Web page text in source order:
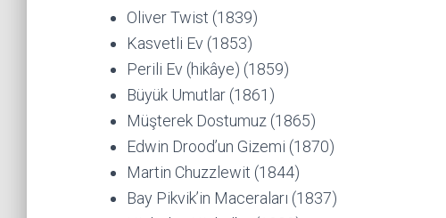
Oliver Twist (1839)
Kasvetli Ev (1853)
Perili Ev (hikâye) (1859)
Büyük Umutlar (1861)
Müşterek Dostumuz (1865)
Edwin Drood’un Gizemi (1870)
Martin Chuzzlewit (1844)
Bay Pikvik’in Maceraları (1837)